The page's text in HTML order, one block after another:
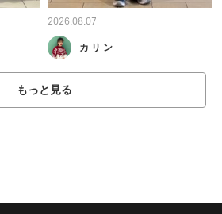
2026.08.07
カ リ ン
もっと見る